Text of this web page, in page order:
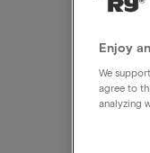
Enjoy
We
agree to
analyzing